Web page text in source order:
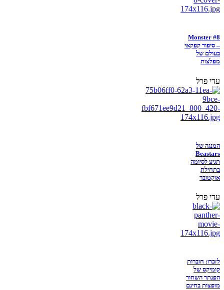
Monster #8
– סיפור קפקאי
בעולם של
מפלצות
עדי פרל
המנגה של
Beastars
תגיע לסיומה
בתחילת
אוקטובר
עדי פרל
לזכרו: חוברות
קומיקס של
הפנתר השחור
מופצות בחינם